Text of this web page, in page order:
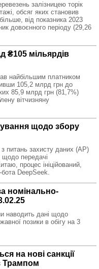
залізницею торік
обсяг яких становив
від показника 2023
довоєнного періоду (29,26
₴105 мільярдів
найбільшим платником
105,2 млрд грн до
85,9 млрд грн (81,7%)
вітчизняну
щодо збору
питань захисту даних (AP)
щодо передачі
процес ініційований,
DeepSeek.
номінально-
наводить дані щодо
позики в обігу на 3
на нові санкції
Трампом